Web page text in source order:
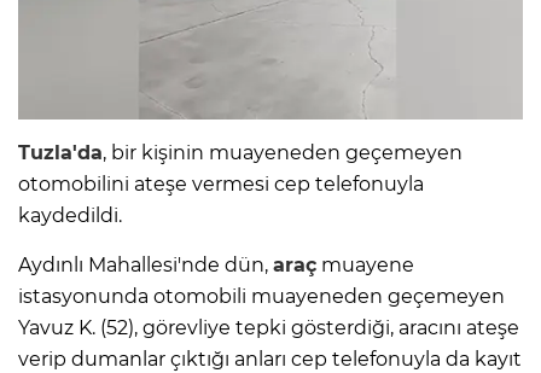
Tuzla'da, bir kişinin muayeneden geçemeyen
otomobilini ateşe vermesi cep telefonuyla
kaydedildi.
Aydınlı Mahallesi'nde dün, araç muayene
istasyonunda otomobili muayeneden geçemeyen
Yavuz K. (52), görevliye tepki gösterdiği, aracını ateşe
verip dumanlar çıktığı anları cep telefonuyla da kayıt